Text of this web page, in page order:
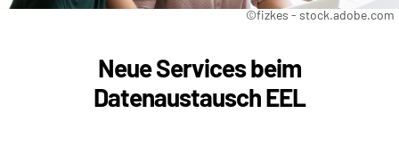
©fizkes - stock.adobe.com
Neue Services beim
Datenaustausch EEL